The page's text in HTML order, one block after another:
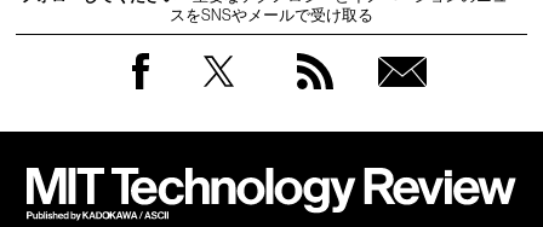
スをSNSやメールで受け取る